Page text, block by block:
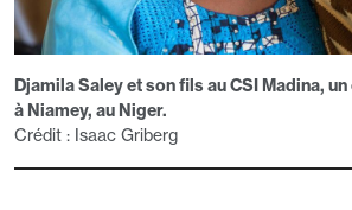
Djamila Saley et son fils au CSI Madina,
à Niamey, au Niger.
Crédit : Isaac Griberg